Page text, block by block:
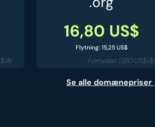
år
16,80 US$
Flytning: 15,25 US$
Fornyelse: 21,60 US$/år
Se alle domænepriser